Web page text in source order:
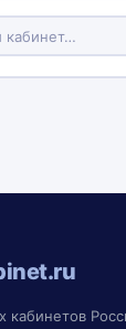
кабинетов